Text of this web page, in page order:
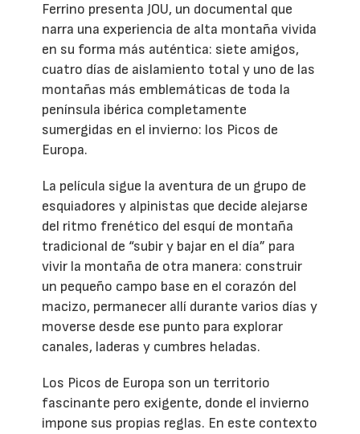
Ferrino presenta JOU, un documental que
narra una experiencia de alta montaña vivida
en su forma más auténtica: siete amigos,
cuatro días de aislamiento total y uno de las
montañas más emblemáticas de toda la
península ibérica completamente
sumergidas en el invierno: los Picos de
Europa.
La película sigue la aventura de un grupo de
esquiadores y alpinistas que decide alejarse
del ritmo frenético del esquí de montaña
tradicional de “subir y bajar en el día” para
vivir la montaña de otra manera: construir
un pequeño campo base en el corazón del
macizo, permanecer allí durante varios días y
moverse desde ese punto para explorar
canales, laderas y cumbres heladas.
Los Picos de Europa son un territorio
fascinante pero exigente, donde el invierno
impone sus propias reglas. En este contexto